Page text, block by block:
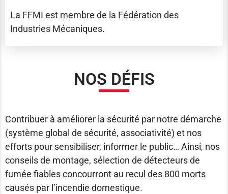
La FFMI est membre de la Fédération des
Industries Mécaniques.
NOS DÉFIS
Contribuer à améliorer la sécurité par notre démarche
(système global de sécurité, associativité) et nos
efforts pour sensibiliser, informer le public… Ainsi, nos
conseils de montage, sélection de détecteurs de
fumée fiables concourront au recul des 800 morts
causés par l’incendie domestique.